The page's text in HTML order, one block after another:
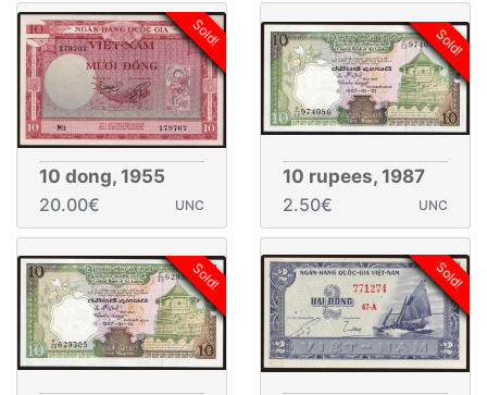
Sold!
10 dong, 1955
20.00€
UNC
Sold!
10 rupees, 1987
2.50€
UNC
Sold! Sold!